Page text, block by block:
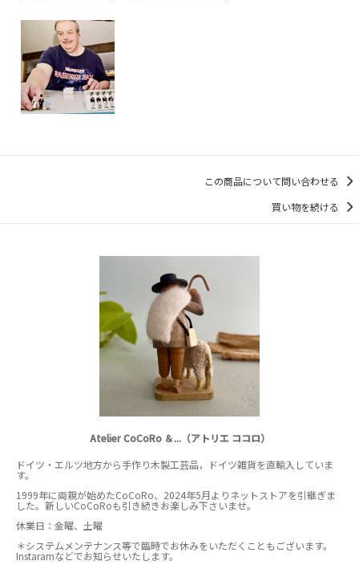
この商品について問い合わせる
買い物を続ける
Atelier CoCoRo ＆...（アトリエ ココロ）
ドイツ・エルツ地方から手作り木製工芸品，ドイツ雑貨を直輸入していま
す。
1999年に両親が始めたCoCoRo、2024年5月よりネットストアを引継ぎま
した。新しいCoCoRoも引き続きお楽しみ下さいませ。
休業日：金曜、土曜
＊システムメンテナンス等で臨時でお休みをいただくこともございます。
Instaramなどでお知らせいたします。